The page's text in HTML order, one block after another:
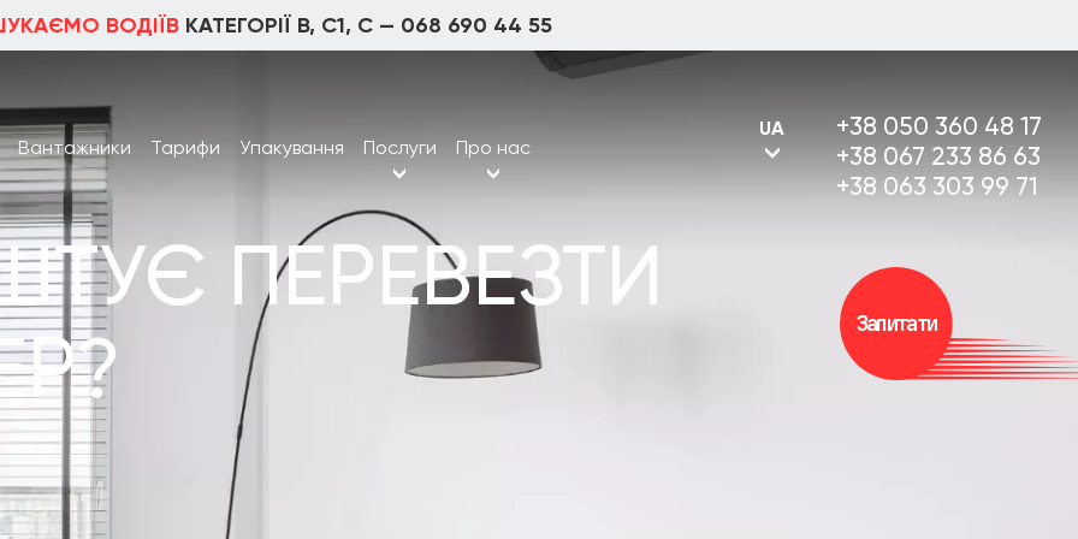
ВОДІЇВ КАТЕГОРІЇ В, С1, С — 068 690 44 55
Вантажники Тарифи Упакування Послуги Про нас
UA
+38 050 360 48 17
+38 067 233 86 63
+38 063 303 99 71
Запитати
ПЕРЕВЕЗТИ